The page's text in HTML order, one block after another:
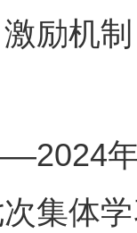
励机
年10
集体